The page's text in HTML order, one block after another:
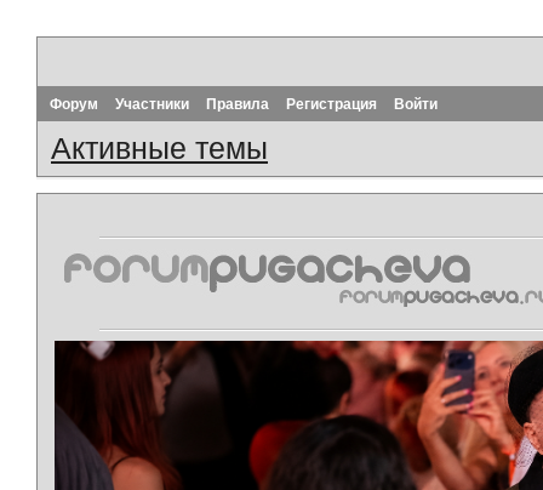
Форум Участники Правила Регистрация Войти
Активные темы